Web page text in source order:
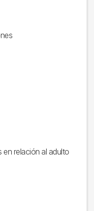
relación al adulto